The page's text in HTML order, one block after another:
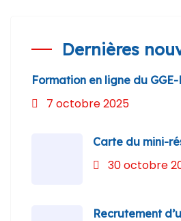
Dernières
Formation en ligne du GGE-
7 octobre 2025
Carte du mini-
30 octobre
Recrutement